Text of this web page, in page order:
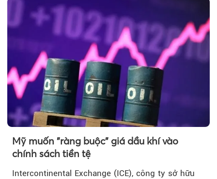
Mỹ muốn "ràng buộc" giá dầu khí vào
chính sách tiền tệ
Intercontinental Exchange (ICE), công ty sở hữu